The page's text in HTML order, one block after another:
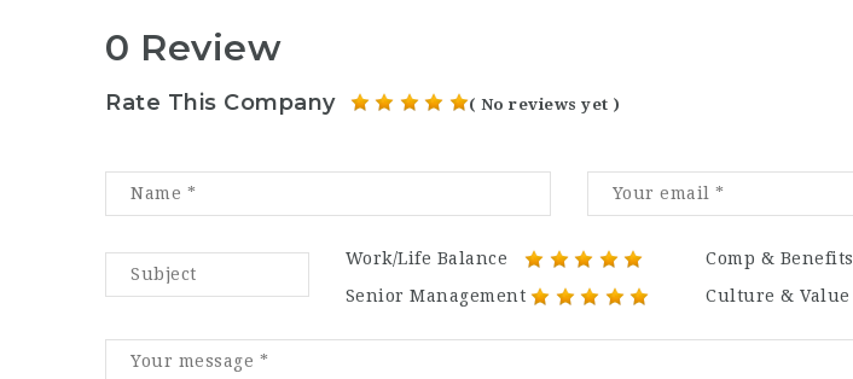
0 Review
Rate This Company ( No reviews yet )
Work/Life Balance
Comp & Benefits
Senior Management
Culture & Value